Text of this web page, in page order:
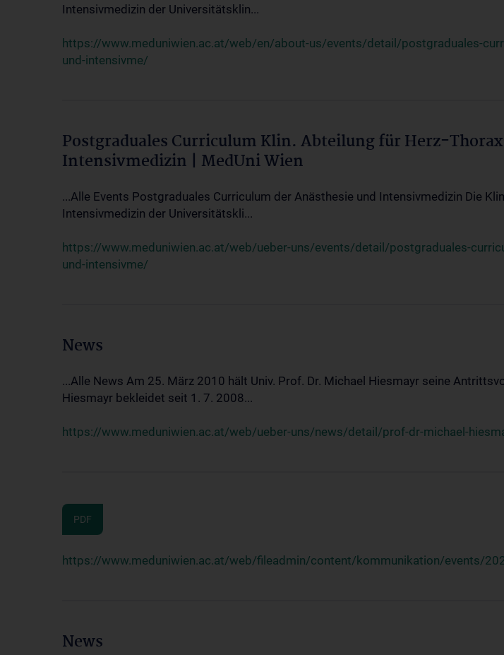
Intensivmedizin der Universitätsklin...
https://www.meduniwien.ac.at/web/en/about-us/events/detail/postgraduales-
und-intensivme/
Postgraduales Curriculum Klin. Abteilung für Herz-
Intensivmedizin | MedUni Wien
...Alle Events Postgraduales Curriculum der Anästhesie und Intensivmedizin Die
Intensivmedizin der Universitätskli...
https://www.meduniwien.ac.at/web/ueber-uns/events/detail/postgraduales-
und-intensivme/
News
...Alle News Am 25. März 2010 hält Univ. Prof. Dr. Michael Hiesmayr seine
Hiesmayr bekleidet seit 1. 7. 2008...
https://www.meduniwien.ac.at/web/ueber-uns/news/detail/prof-dr-michael-
PDF
https://www.meduniwien.ac.at/web/fileadmin/content/kommunikation/events/
News